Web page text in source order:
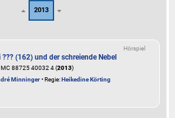
2013
Hörspiel
??? (162) und der schreiende Nebel
MC 88725 40032 4 (2013)
Minninger• Regie:Heikedine Körting